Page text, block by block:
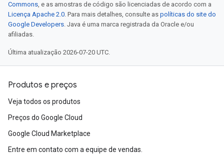
Commons, e as amostras de código são licenciadas de acordo com a
Licença Apache 2.0. Para mais detalhes, consulte as políticas do site do
Google Developers. Java é uma marca registrada da Oracle e/ou
afiliadas.
Última atualização 2026-07-20 UTC.
Produtos e preços
Veja todos os produtos
Preços do Google Cloud
Google Cloud Marketplace
Entre em contato com a equipe de vendas.